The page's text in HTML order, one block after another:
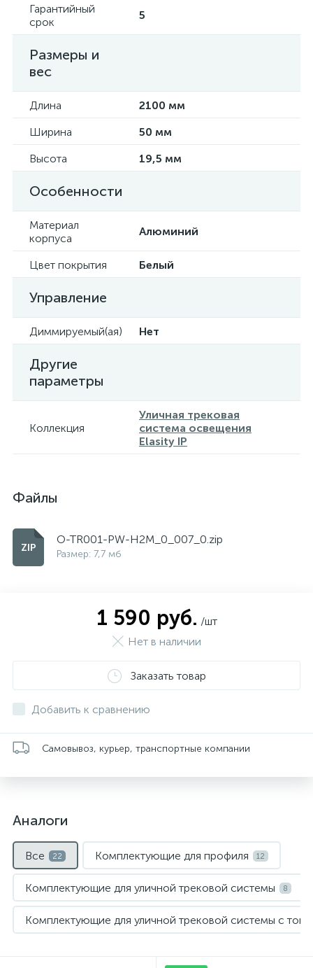
Гарантийный
срок
5
Размеры и
вес
Длина
2100 мм
Ширина
50 мм
Высота
19,5 мм
Особенности
Материал
корпуса
Алюминий
Цвет покрытия Белый
Управление
Диммируемый(ая) Нет
Другие
параметры
Коллекция
Уличная трековая
система освещения
Elasity IP
Файлы
O-TR001-PW-H2M_0_007_0.zip
Размер: 7,7 мб
1 590 руб. /шт
Нет в наличии
Заказать товар
Добавить к сравнению
Самовывоз, курьер, транспортные компании
Аналоги
Все 22 Комплектующие для профиля 12
Комплектующие для уличной трековой системы 8
Комплектующие для уличной трековой системы с